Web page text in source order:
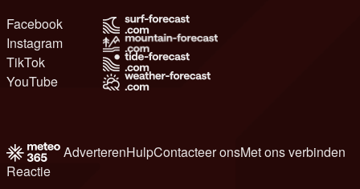
Facebook
Instagram
TikTok
YouTube
AdverterenHulpContacteer onsMet ons verbinden
Reactie